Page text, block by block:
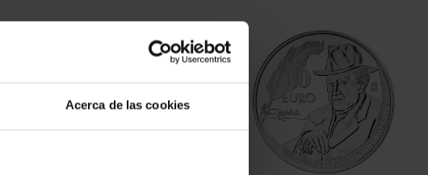
Acerca de las cookies